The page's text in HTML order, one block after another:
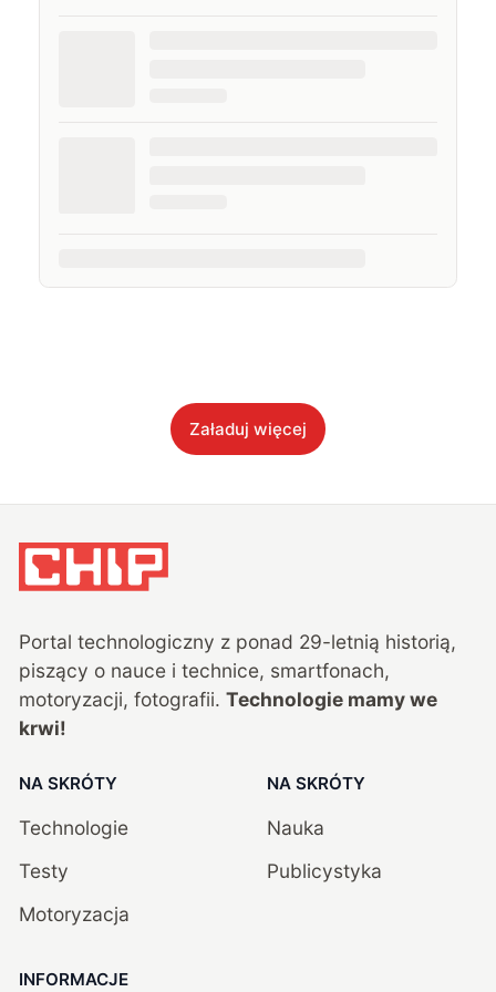
Załaduj więcej
Portal technologiczny z ponad 29-letnią historią,
piszący o nauce i technice, smartfonach,
motoryzacji, fotografii. Technologie mamy we
krwi!
NA SKRÓTY
Technologie
Testy
Motoryzacja
NA SKRÓTY
Nauka
Publicystyka
INFORMACJE